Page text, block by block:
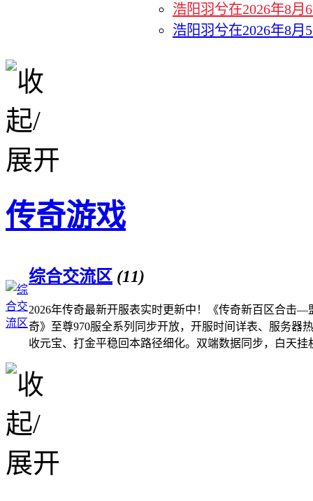
浩阳羽兮在2026年8
浩阳羽兮在2026年8
传奇游戏
综合交流区 (11)
2026年传奇最新开服表实时更新中！《传奇新百区合击
奇》至尊970服全系列同步开放，开服时间详表、服务器
收元宝、打金平稳回本路径细化。双端数据同步，白天